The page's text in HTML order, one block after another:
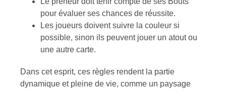
pour évaluer ses chances de réussite.
Les joueurs doivent suivre la couleur si
possible, sinon ils peuvent jouer un atout ou
une autre carte.
Dans cet esprit, ces règles rendent la partie
dynamique et pleine de vie, comme un paysage